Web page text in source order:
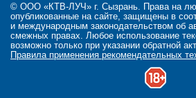
© ООО «КТВ-ЛУЧ» г. Сызрань. Права на
опубликованные на сайте, защищены в
и международным законодательством об
смежных правах. Любое использование
возможно только при указании обратной
Правила применения рекомендательных